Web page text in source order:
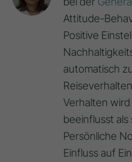
Attitude-
Positive
automatisch
Verhalten
beeinflusst
Persönliche
Einfluss auf